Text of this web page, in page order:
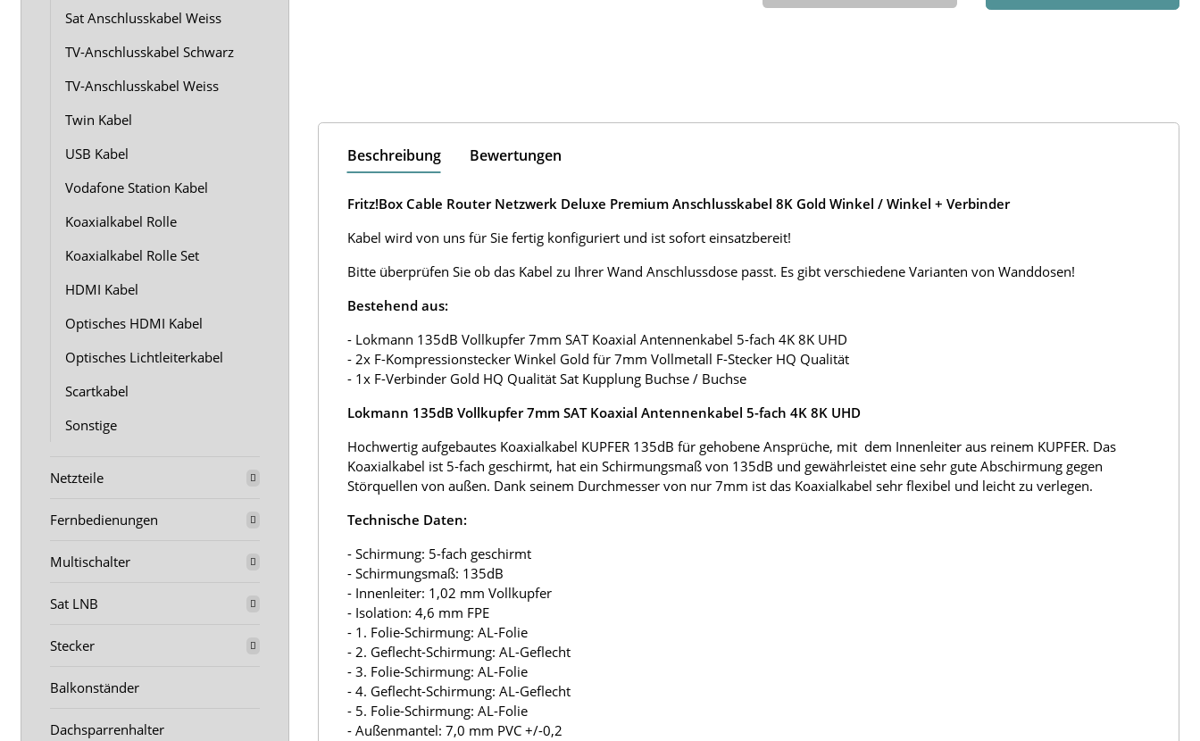
Beschreibung Bewertungen
Fritz!Box Cable Router Netzwerk Deluxe Premium Anschlusskabel 8K Gold Winkel / Winkel + Verbinder
Kabel wird von uns für Sie fertig konfiguriert und ist sofort einsatzbereit!
Bitte überprüfen Sie ob das Kabel zu Ihrer Wand Anschlussdose passt. Es gibt verschiedene Varianten von Wanddosen!
Bestehend aus:
- Lokmann 135dB Vollkupfer 7mm SAT Koaxial Antennenkabel 5-fach 4K 8K UHD
- 2x F-Kompressionstecker Winkel Gold für 7mm Vollmetall F-Stecker HQ Qualität
- 1x F-Verbinder Gold HQ Qualität Sat Kupplung Buchse / Buchse
Lokmann 135dB Vollkupfer 7mm SAT Koaxial Antennenkabel 5-fach 4K 8K UHD
Hochwertig aufgebautes Koaxialkabel KUPFER 135dB für gehobene Ansprüche, mit dem Innenleiter aus reinem KUPFER. Das
Koaxialkabel ist 5-fach geschirmt, hat ein Schirmungsmaß von 135dB und gewährleistet eine sehr gute Abschirmung gegen
Störquellen von außen. Dank seinem Durchmesser von nur 7mm ist das Koaxialkabel sehr flexibel und leicht zu verlegen.
Technische Daten:
- Schirmung: 5-fach geschirmt
- Schirmungsmaß: 135dB
- Innenleiter: 1,02 mm Vollkupfer
- Isolation: 4,6 mm FPE
- 1. Folie-Schirmung: AL-Folie
- 2. Geflecht-Schirmung: AL-Geflecht
- 3. Folie-Schirmung: AL-Folie
- 4. Geflecht-Schirmung: AL-Geflecht
- 5. Folie-Schirmung: AL-Folie
- Außenmantel: 7,0 mm PVC +/-0,2
Sat Anschlusskabel Weiss
TV-Anschlusskabel Schwarz
TV-Anschlusskabel Weiss
Twin Kabel
USB Kabel
Vodafone Station Kabel
Koaxialkabel Rolle
Koaxialkabel Rolle Set
HDMI Kabel
Optisches HDMI Kabel
Optisches Lichtleiterkabel
Scartkabel
Sonstige
Netzteile
Fernbedienungen
Multischalter
Sat LNB
Stecker
Balkonständer
Dachsparrenhalter